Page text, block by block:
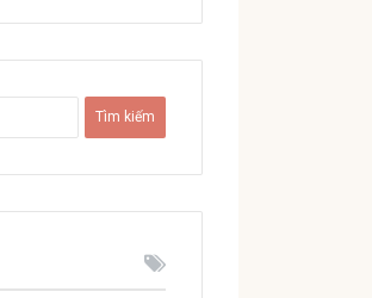
ì
i
c